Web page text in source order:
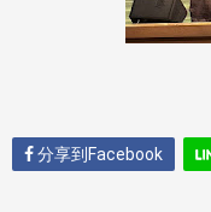
分享到Facebook